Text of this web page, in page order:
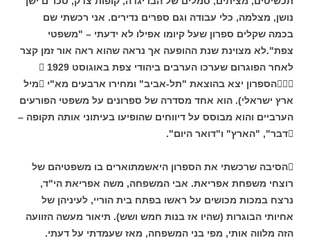
נושן, מצלמה, כלי עבודה וגם ספרים נדירים. אני רכשתי שם
בכמה שקלים ספרון שעל קיומו אפילו לא ידעתי – "משפטי
צפת".לא מצוינת שנת ההופעה אך נראה שהוא ראה אור זמן קצר
לאחר הפוגרום שערכו הערבים ביהודי צפת באוגוסט  1929
הספרון יצא בהוצאת "תל-אביב" ומחירו ארבעים מא"י מיל
ארץ ישראלי). הוא אחד מסדרה של ספרונים על משפטי הפורעים
הערביים והוא מבוסס על דיווחים שהופיעו בעיתוני אותה תקופה –
דבר", "הארץ" ו"דואר היום".
הסיבה שרכשתי את הספרון היאשמתוארים בו משפטיהם של
רוצחי משפחת אפריאת. אבי המשפחה, משה אפריאת הי"ד,
נרצח במכות מכושים על ראשו בפתח בית הוריי, לעיניהן של
אחיותי הבוגרות (שהיו אז בנות חמש ושש). תיאור מעשה הזוועה
הזה מלווה אותי, מפי בני המשפחה, מאז שעמדתי על דעתי.